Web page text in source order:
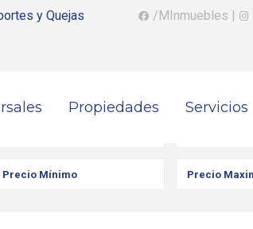
y Quejas /MInmuebles |
Propiedades Servicios